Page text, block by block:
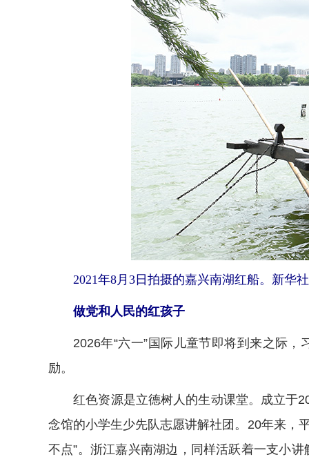
2021年8月3日拍摄的嘉兴南湖红船。新华
做党和人民的红孩子
2026年“六一”国际儿童节即将到来之际，
励。
红色资源是立德树人的生动课堂。成立于
念馆的小学生少先队志愿讲解社团。20年来，
不点”。浙江嘉兴南湖边，同样活跃着一支小